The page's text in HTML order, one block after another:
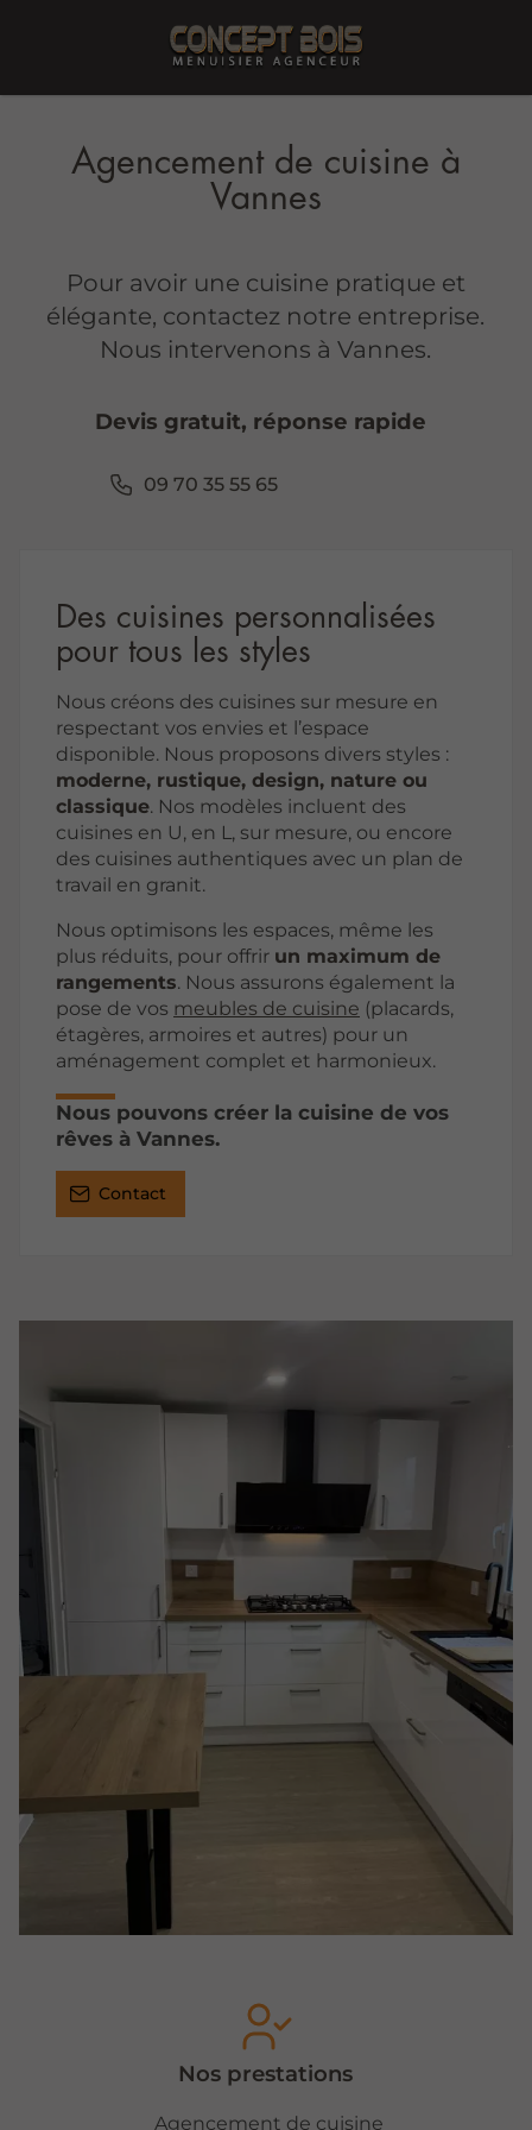
Agencement de cuisine à
Vannes
Pour avoir une cuisine pratique et
élégante, contactez notre entreprise.
Nous intervenons à Vannes.
Devis gratuit, réponse rapide
09 70 35 55 65
Des cuisines personnalisées
pour tous les styles
Nous créons des cuisines sur mesure en
respectant vos envies et l’espace
disponible. Nous proposons divers styles :
moderne, rustique, design, nature ou
classique. Nos modèles incluent des
cuisines en U, en L, sur mesure, ou encore
des cuisines authentiques avec un plan de
travail en granit.
Nous optimisons les espaces, même les
plus réduits, pour offrir un maximum de
rangements. Nous assurons également la
pose de vos meubles de cuisine (placards,
étagères, armoires et autres) pour un
aménagement complet et harmonieux.
Nous pouvons créer la cuisine de vos
rêves à Vannes.
Contact
Nos prestations
Agencement de cuisine